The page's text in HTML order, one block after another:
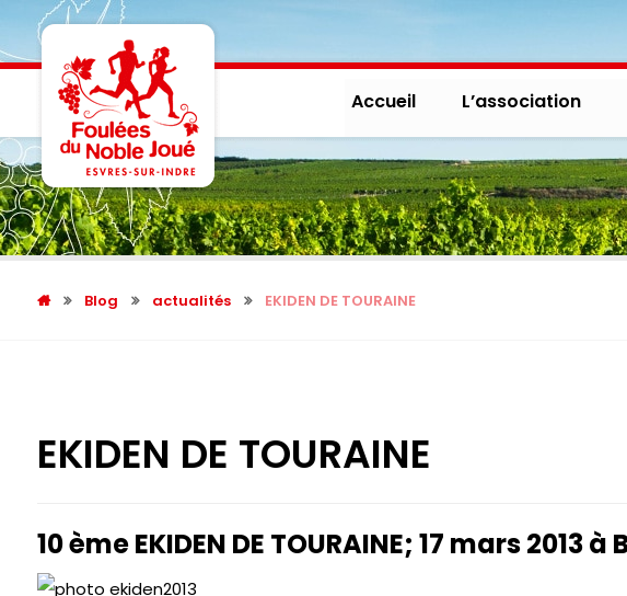
Accueil L’association
Blog actualités EKIDEN DE TOURAINE
EKIDEN DE TOURAINE
10 ème EKIDEN DE TOURAINE; 17 mars 2013